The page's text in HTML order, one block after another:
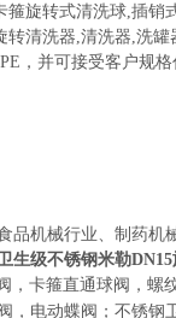
旋转式清洗球,插销
清洗器,清洗器,洗
，并可接受客户规格
品机械行业、制药机
生级不锈钢米勒
， 卡箍直通球阀，螺
，电动蝶阀 ； 不锈钢